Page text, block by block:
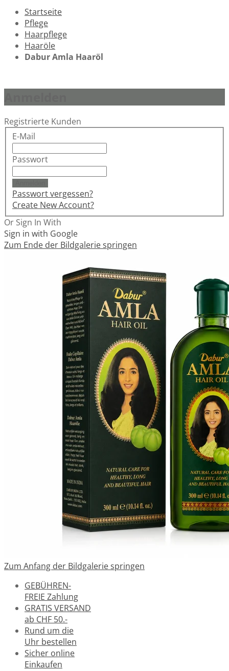
Startseite
Pflege
Haarpflege
Haaröle
Dabur Amla Haaröl
Registrierte Kunden
E-Mail
Passwort
Passwort vergessen?
Create New Account?
Or Sign In With
Sign in with Google
Zum Ende der Bildgalerie springen
Zum Anfang der Bildgalerie springen
GEBÜHREN-
FREIE Zahlung
GRATIS VERSAND
ab CHF 50.-
Rund um die
Uhr bestellen
Sicher online
Einkaufen